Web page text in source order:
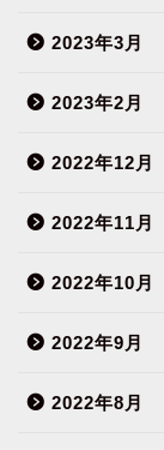
2023年3月
2023年2月
2022年12月
2022年11月
2022年10月
2022年9月
2022年8月